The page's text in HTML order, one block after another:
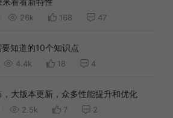
26k 168 47
知道的10个知识点
4.4k 18 4
，大版本更新，众多性能提升和优化
2.5k 7 2